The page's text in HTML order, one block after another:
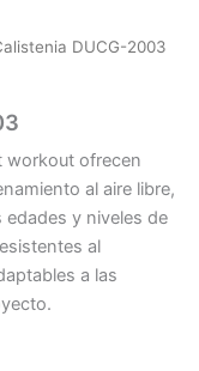
DUCG-2003
workout ofrecen
al aire libre,
y niveles de
al
a las